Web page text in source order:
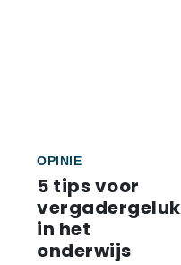
OPINIE
5 tips voor
vergadergeluk
in het
onderwijs